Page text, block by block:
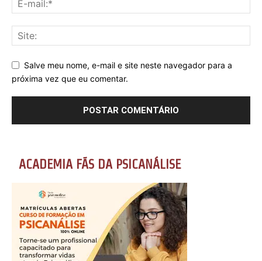
Salve meu nome, e-mail e site neste navegador para a
próxima vez que eu comentar.
ACADEMIA FÃS DA PSICANÁLISE